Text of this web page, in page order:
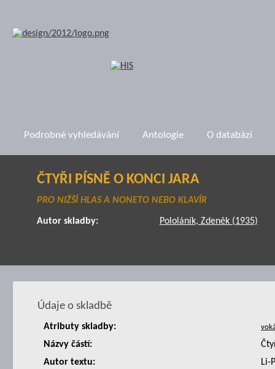
Podrobné vyhledávání Antologie O databázi
ČTYŘI PÍSNĚ O KONCI JARA
PRO NIŽŠÍ HLAS A NONETO NEBO KLAVÍR
Autor skladby: Pololáník, Zdeněk (1935)
Údaje o skladbě
Atributy skladby:
Názvy částí:
Autor textu:
Li-